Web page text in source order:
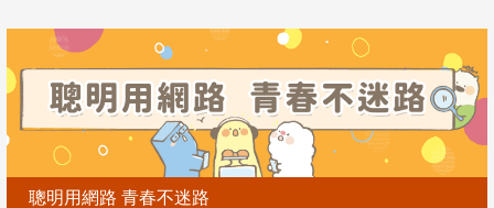
聰明用網路 青春不迷路